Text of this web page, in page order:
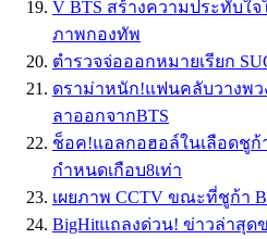
V BTS สร้างความประทับใ
ภาพกองทัพ
ตำรวจจ่อออกหมายเรียก
ดราม่าหนัก!แฟนคลับวางพ
ลาออกจากBTS
ช็อค!แอลกอฮอล์ในเลือดชูก้
กำหนดเกือบ8เท่า
เผยภาพ CCTV ขณะที่ชูก้า
BigHitแถลงด่วน! ข่าวล่าสุด